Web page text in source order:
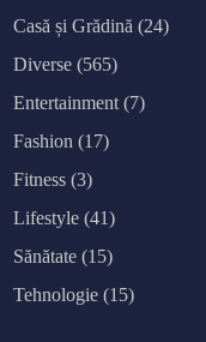
Casă și Grădină (24)
Diverse (565)
Entertainment (7)
Fashion (17)
Fitness (3)
Lifestyle (41)
Sănătate (15)
Tehnologie (15)